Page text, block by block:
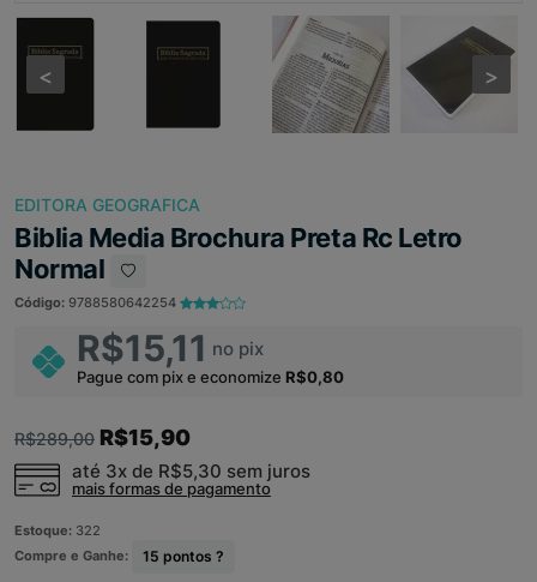
< >
< >
EDITORA GEOGRAFICA
Biblia Media Brochura Preta Rc Letro
Normal
Código: 9788580642254
R$15,11 no pix
Pague com pix e economize R$0,80
R$289,00 R$15,90
até 3x de R$5,30 sem juros
mais formas de pagamento
Estoque: 322
Compre e Ganhe:
15 pontos ?